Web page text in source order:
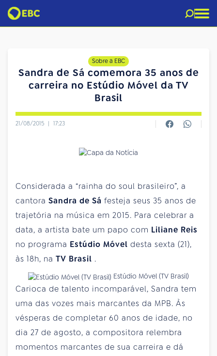
Sobre a EBC
Sandra de Sá comemora 35 anos de
carreira no Estúdio Móvel da TV
Brasil
21/08/2015 | 17:23
Considerada a “rainha do soul brasileiro”, a
cantora Sandra de Sá festeja seus 35 anos de
trajetória na música em 2015. Para celebrar a
data, a artista bate um papo com Liliane Reis
no programa Estúdio Móvel desta sexta (21),
às 18h, na TV Brasil .
Estúdio Móvel (TV Brasil)
Carioca de talento incomparável, Sandra tem
uma das vozes mais marcantes da MPB. Às
vésperas de completar 60 anos de idade, no
dia 27 de agosto, a compositora relembra
momentos marcantes de sua carreira e dá